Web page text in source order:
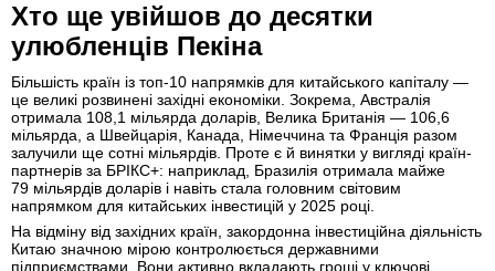
Хто ще увійшов до десятки
улюбленців Пекіна
Більшість країн із топ-10 напрямків для китайського капіталу —
це великі розвинені західні економіки. Зокрема, Австралія
отримала 108,1 мільярда доларів, Велика Британія — 106,6
мільярда, а Швейцарія, Канада, Німеччина та Франція разом
залучили ще сотні мільярдів. Проте є й винятки у вигляді країн-
партнерів за БРІКС+: наприклад, Бразилія отримала майже
79 мільярдів доларів і навіть стала головним світовим
напрямком для китайських інвестицій у 2025 році.
На відміну від західних країн, закордонна інвестиційна діяльність
Китаю значною мірою контролюється державними
підприємствами. Вони активно вкладають гроші у ключові